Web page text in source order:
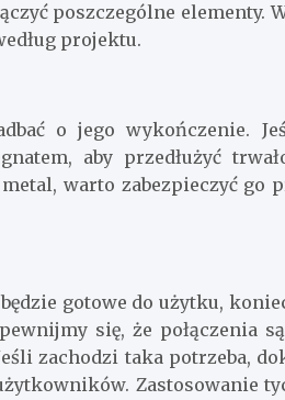
poszczególne elementy.
projektu.
o jego wykończenie.
aby przedłużyć
warto zabezpieczyć go
gotowe do użytku,
się, że połączenia
zachodzi taka potrzeba,
Zastosowanie